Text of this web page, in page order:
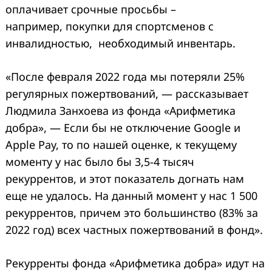
оплачивает срочные просьбы –
например, покупки для спортсменов с
инвалидностью, необходимый инвентарь.
«После февраля 2022 года мы потеряли 25%
регулярных пожертвований, — рассказывает
Людмила Занхоева из фонда «Арифметика
добра», — Если бы не отключение Google и
Apple Pay, то по нашей оценке, к текущему
моменту у нас было бы 3,5-4 тысяч
рекуррентов, и этот показатель догнать нам
еще не удалось. На данный момент у нас 1 500
рекуррентов, причем это большинство (83% за
2022 год) всех частных пожертвований в фонд».
Рекурренты фонда «Арифметика добра» идут на